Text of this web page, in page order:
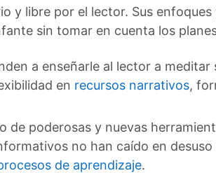
y libre por el lector. Sus
sin tomar en cuenta los
a enseñarle al lector a
en recursos narrativos,
de poderosas y nuevas
no han caído en
de aprendizaje.